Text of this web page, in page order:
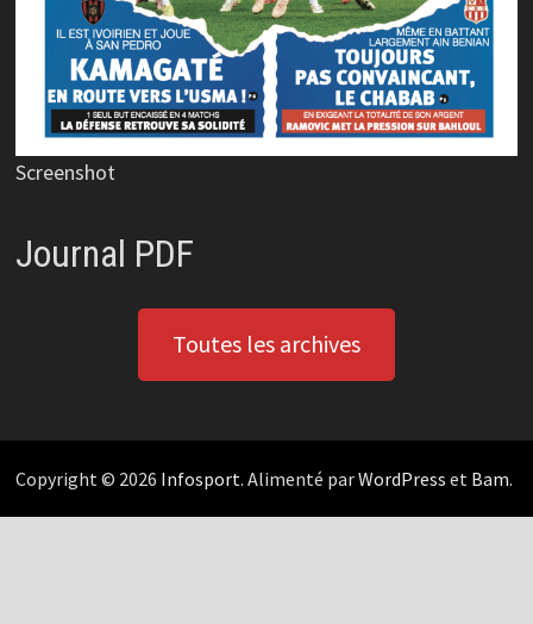
Screenshot
Journal PDF
Toutes les archives
Copyright © 2026 Infosport. Alimenté parWordPress et Bam.